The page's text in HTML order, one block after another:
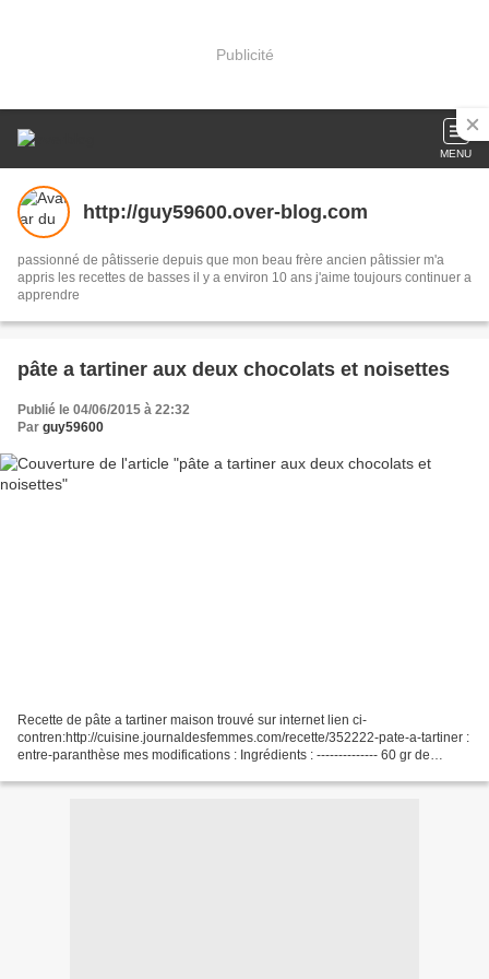
Publicité
MENU
http://guy59600.over-blog.com
passionné de pâtisserie depuis que mon beau frère ancien pâtissier m'a
appris les recettes de basses il y a environ 10 ans j'aime toujours continuer a
apprendre
pâte a tartiner aux deux chocolats et noisettes
Publié le 04/06/2015 à 22:32
Par guy59600
Recette de pâte a tartiner maison trouvé sur internet lien ci-
contren:http://cuisine.journaldesfemmes.com/recette/352222-pate-a-tartiner :
entre-paranthèse mes modifications : Ingrédients : -------------- 60 gr de